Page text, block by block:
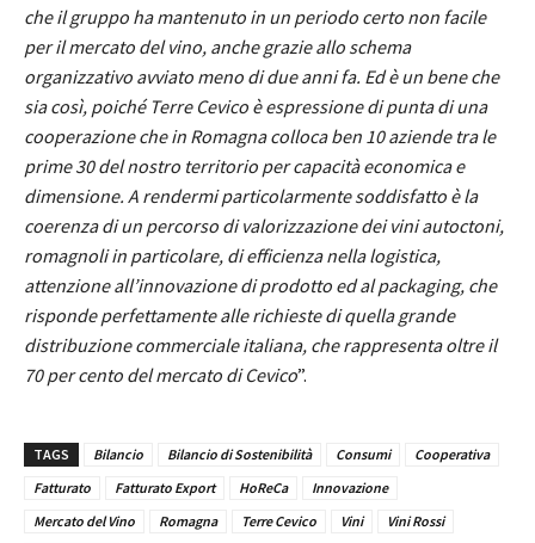
che il gruppo ha mantenuto in un periodo certo non facile
per il mercato del vino, anche grazie allo schema
organizzativo avviato meno di due anni fa. Ed è un bene che
sia così, poiché Terre Cevico è espressione di punta di una
cooperazione che in Romagna colloca ben 10 aziende tra le
prime 30 del nostro territorio per capacità economica e
dimensione. A rendermi particolarmente soddisfatto è la
coerenza di un percorso di valorizzazione dei vini autoctoni,
romagnoli in particolare, di efficienza nella logistica,
attenzione all’innovazione di prodotto ed al packaging, che
risponde perfettamente alle richieste di quella grande
distribuzione commerciale italiana, che rappresenta oltre il
70 per cento del mercato di Cevico”.
TAGS Bilancio Bilancio di Sostenibilità Consumi
Cooperativa
Fatturato
Fatturato Export HoReCa
Innovazione
Mercato del Vino
Romagna Terre Cevico Vini
Vini Rossi